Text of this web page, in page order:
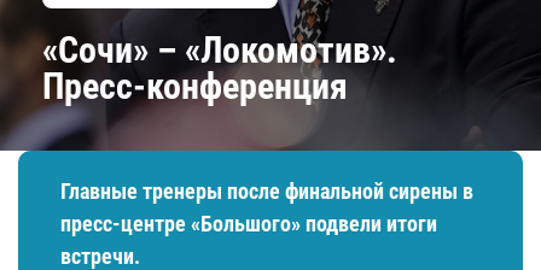
«Сочи» – «Локомотив».
Пресс-конференция
Главные тренеры после финальной сирены в
пресс-центре «Большого» подвели итоги
встречи.